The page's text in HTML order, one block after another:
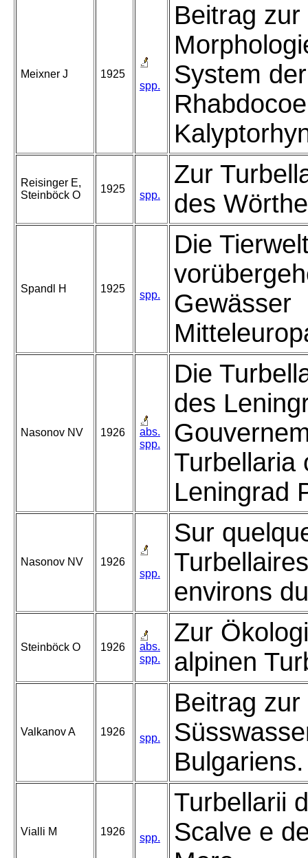
Meixner J
1925
spp.
Beitrag zur
System
Reisinger E,
Steinböck O
1925
spp.
Zur
des
Spandl H 1925
spp.
Die
Gewässer
Nasonov NV 1926
abs.
spp.
Die
des
Turbellaria
Leningrad
Nasonov NV
1926
spp.
Sur
environs
Steinböck O 1926
abs.
spp.
Zur
alpinen
Valkanov A 1926
spp.
Beitrag zur
Bulgariens.
Vialli M 1926
spp.
Turbellarii
Scalve e